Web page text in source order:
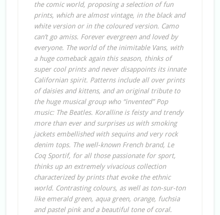
the comic world, proposing a selection of fun
prints, which are almost vintage, in the black and
white version or in the coloured version. Camo
can’t go amiss. Forever evergreen and loved by
everyone. The world of the inimitable Vans, with
a huge comeback again this season, thinks of
super cool prints and never disappoints its innate
Californian spirit. Patterns include all over prints
of daisies and kittens, and an original tribute to
the huge musical group who “invented” Pop
music: The Beatles. Koralline is feisty and trendy
more than ever and surprises us with smoking
jackets embellished with sequins and very rock
denim tops. The well-known French brand, Le
Coq Sportif, for all those passionate for sport,
thinks up an extremely vivacious collection
characterized by prints that evoke the ethnic
world. Contrasting colours, as well as ton-sur-ton
like emerald green, aqua green, orange, fuchsia
and pastel pink and a beautiful tone of coral.